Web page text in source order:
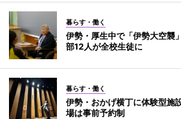
暮らす・働く
伊勢・厚生中で「伊勢大空襲
部12人が全校生徒に
暮らす・働く
伊勢・おかげ横丁に体験型
場は事前予約制